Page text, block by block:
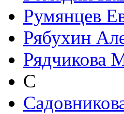
Румянцев
Рябухин
Рядчикова
С